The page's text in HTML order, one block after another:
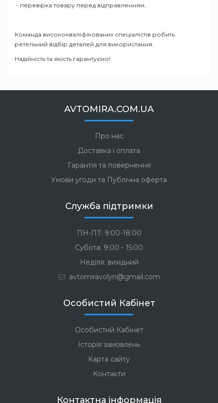
- перевірка товару перед відправленням.
Команда висококваліфікованих спеціалістів робить
ретельний відбір деталей для використання.
Надійність та якість гарантуємо!
AVTOMIRA.COM.UA
Про нас
Доставка і оплата
Гарантія та повернення
Умови угоди та Публічна оферта
Служба підтримки
ПН-ПТ: 9:00-18:00
Субота: 9:00 - 15:00
Неділя: вихідний
avtomiravolyn@gmail.com
Особистий Кабінет
Особистий Кабінет
Історія замовлень
Карта сайту
Контакти
Контактна інформація